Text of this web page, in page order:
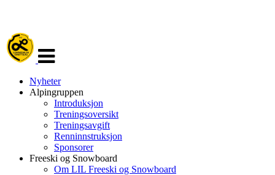
navigasjon
Nyheter
Alpingruppen
Introduksjon
Treningsoversikt
Treningsavgift
Renninnstruksjon
Sponsorer
Freeski og Snowboard
Om LIL Freeski og Snowboard